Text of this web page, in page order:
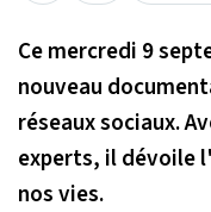
Ce mercredi 9
nouveau
réseaux sociaux.
experts, il dévoile
nos vies.